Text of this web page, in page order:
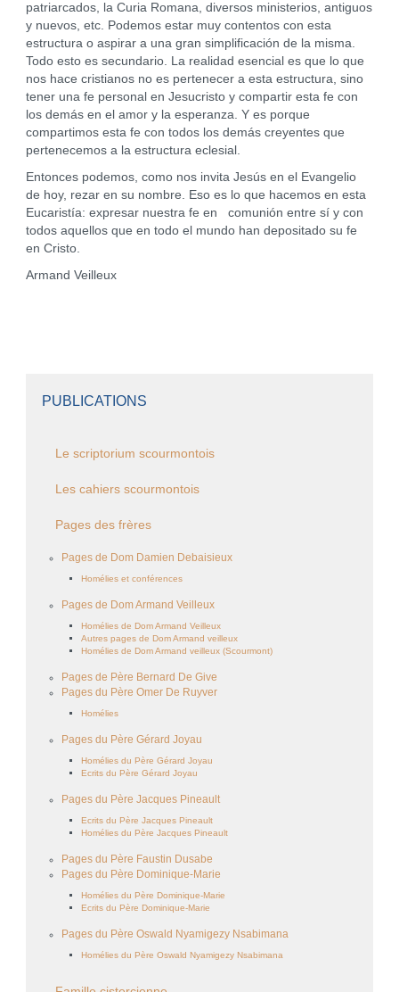
patriarcados, la Curia Romana, diversos ministerios, antiguos
y nuevos, etc. Podemos estar muy contentos con esta
estructura o aspirar a una gran simplificación de la misma.
Todo esto es secundario. La realidad esencial es que lo que
nos hace cristianos no es pertenecer a esta estructura, sino
tener una fe personal en Jesucristo y compartir esta fe con
los demás en el amor y la esperanza. Y es porque
compartimos esta fe con todos los demás creyentes que
pertenecemos a la estructura eclesial.
Entonces podemos, como nos invita Jesús en el Evangelio
de hoy, rezar en su nombre. Eso es lo que hacemos en esta
Eucaristía: expresar nuestra fe en comunión entre sí y con
todos aquellos que en todo el mundo han depositado su fe
en Cristo.
Armand Veilleux
PUBLICATIONS
Le scriptorium scourmontois
Les cahiers scourmontois
Pages des frères
Pages de Dom Damien Debaisieux
Homélies et conférences
Pages de Dom Armand Veilleux
Homélies de Dom Armand Veilleux
Autres pages de Dom Armand veilleux
Homélies de Dom Armand veilleux (Scourmont)
Pages de Père Bernard De Give
Pages du Père Omer De Ruyver
Homélies
Pages du Père Gérard Joyau
Homélies du Père Gérard Joyau
Ecrits du Père Gérard Joyau
Pages du Père Jacques Pineault
Ecrits du Père Jacques Pineault
Homélies du Père Jacques Pineault
Pages du Père Faustin Dusabe
Pages du Père Dominique-Marie
Homélies du Père Dominique-Marie
Ecrits du Père Dominique-Marie
Pages du Père Oswald Nyamigezy Nsabimana
Homélies du Père Oswald Nyamigezy Nsabimana